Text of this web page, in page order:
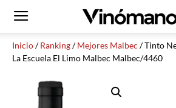
Inicio/Ranking/Mejores Malbec / Tinto
La Escuela El Limo Malbec Malbec/4460